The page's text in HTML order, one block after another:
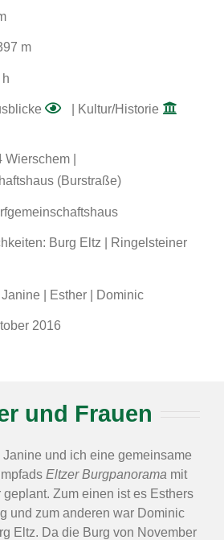
m
| Kultur/Historie
|
(Burstraße)
Burg Eltz | Ringelsteiner
| Esther | Dominic
2016
und Frauen
und ich eine gemeinsame
Eltzer Burgpanorama mit
geplant. Zum einen ist es Esthers
und zum anderen war Dominic
Eltz. Da die Burg von November